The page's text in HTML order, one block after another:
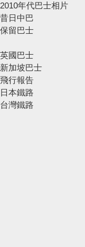
2010年代巴士相片
昔日中巴
保留巴士
英國巴士
新加坡巴士
飛行報告
日本鐵路
台灣鐵路